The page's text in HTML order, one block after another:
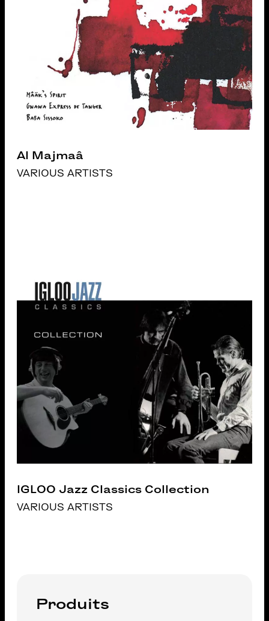
Al Majmaâ
VARIOUS ARTISTS
IGLOO Jazz Classics Collection
VARIOUS ARTISTS
Produits